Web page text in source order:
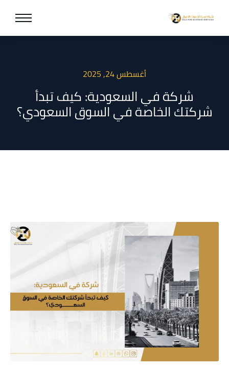
أغسطس 24, 2025
شركة في السعودية: كيف تبدأ
شركتك الخاصة في السوق السعودي؟